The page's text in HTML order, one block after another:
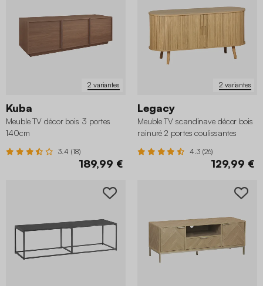
2 variantes
Kuba
Meuble TV décor bois 3 portes
140cm
3.4 (18)
189,99 €
2 variantes
Legacy
Meuble TV scandinave décor bois
rainuré 2 portes coulissantes
4.3 (26)
129,99 €